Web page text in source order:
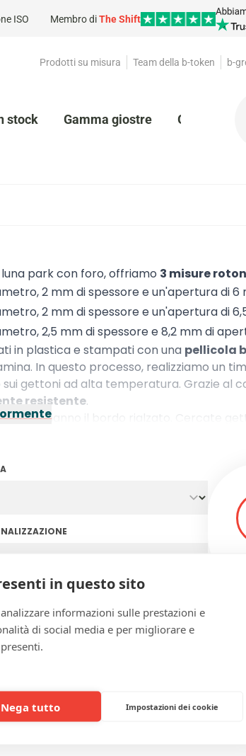
in questo sito
informazioni sulle prestazioni e
di social media e per migliorare e
Nega tutto Impostazioni dei cookie
ISO Membro diThe Shift
Prodotti su misura Team della b-token b-
stock Gamma giostre Gettoni
park con foro, offriamo 3 misure
2 mm di spessore e un'apertura di 6
2 mm di spessore e un'apertura di
2,5 mm di spessore e 8,2 mm di
in plastica e stampati con una pellicola
In questo processo, realizziamo un
gettoni ad alta temperatura. Grazie al
resistente.
non hanno il bordo rialzato. Cercate